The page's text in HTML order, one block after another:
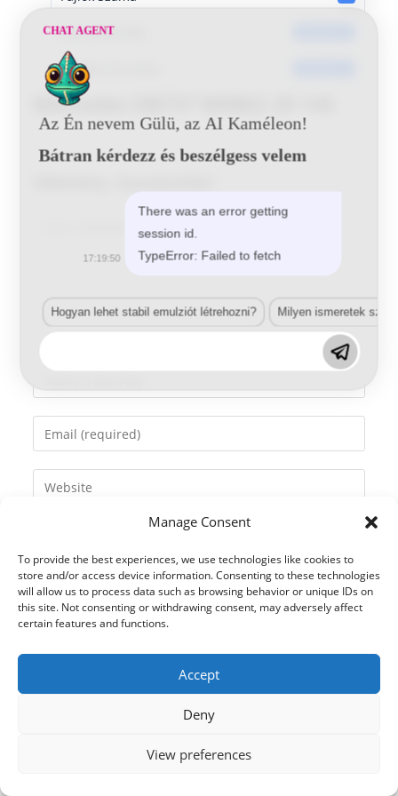
Manage Consent
To provide the best experiences, we use technologies like cookies to
store and/or access device information. Consenting to these technologies
will allow us to process data such as browsing behavior or unique IDs on
this site. Not consenting or withdrawing consent, may adversely affect
certain features and functions.
Accept
Deny
View preferences
Dátumkészítés
Utoljára frissített
Mercedes DB737 W0802 29 145
Enter
your
name
Enter
your
email
address
Enter
your
(optional)
© 2021 Kaméleon Hungary Kft. Minden jog fenntartva. All rights
CHAT AGENT
Az Én nevem Gülü, az AI Kaméleon!
Bátran kérdezz és beszélgess velem
There was an error getting
session id.
TypeError: Failed to fetch
17:19:50
Hogyan lehet stabil emulziót létrehozni? Milyen ismeretek